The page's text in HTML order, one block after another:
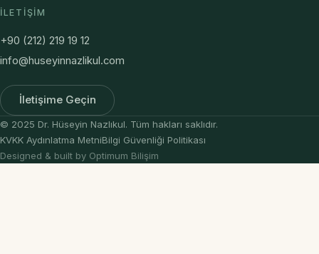
İLETIŞIM
+90 (212) 219 19 12
info@huseyinnazlikul.com
İletişime Geçin
© 2025 Dr. Hüseyin Nazlıkul. Tüm hakları saklıdır.
KVKK Aydınlatma MetniBilgi Güvenliği Politikası
Designed & built by Optimum Bilişim